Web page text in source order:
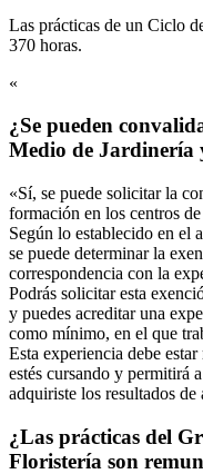
Las prácticas de un Ciclo
370 horas.
«
¿Se pueden
Medio de Jardinería
«Sí, se puede solicitar la
formación en los centros
Según lo establecido en el
se puede determinar la
correspondencia con la
Podrás solicitar esta
y puedes acreditar una
como mínimo, en el que
Esta experiencia debe
estés cursando y permitirá
adquiriste los resultados
¿Las prácticas del
Floristería son